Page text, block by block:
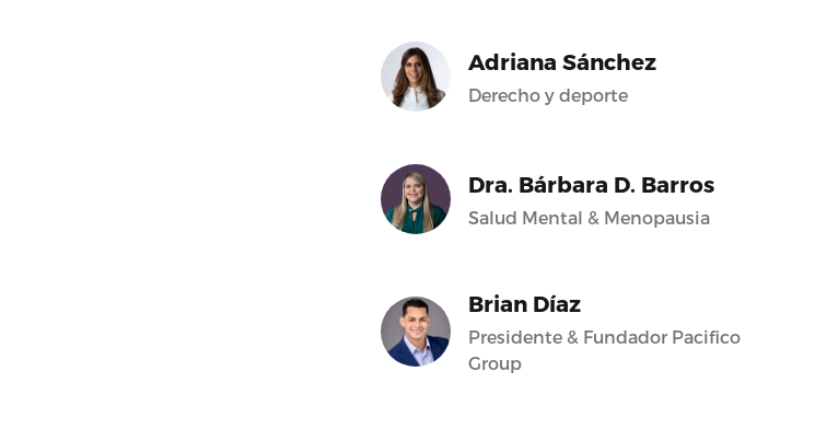
Adriana Sánchez
Derecho y deporte
Dra. Bárbara D. Barros
Salud Mental & Menopausia
Brian Díaz
Presidente & Fundador Pacifico
Group